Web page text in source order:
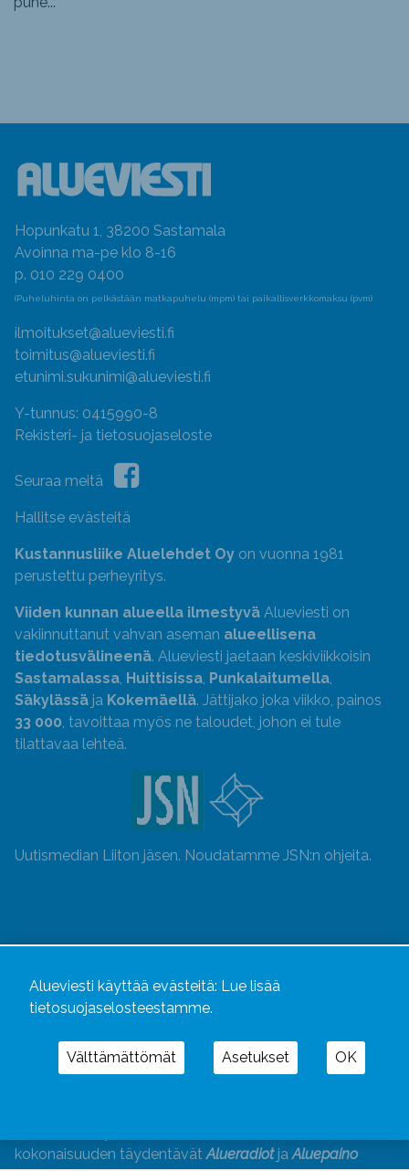
Hopunkatu 1, 38200 Sastamala
Avoinna ma-pe klo 8-16
p. 010 229 0400
(Puheluhinta on pelkästään matkapuhelu (mpm) tai paikallisverkkomaksu (pvm)
ilmoitukset@alueviesti.fi
toimitus@alueviesti.fi
etunimi.sukunimi@alueviesti.fi
Y-tunnus: 0415990-8
Rekisteri- ja tietosuojaseloste
Seuraa meitä
Hallitse evästeitä
Kustannusliike Aluelehdet Oy on vuonna 1981
perustettu perheyritys.
Viiden kunnan alueella ilmestyvä Alueviesti on
vakiinnuttanut vahvan aseman alueellisena
tiedotusvälineenä. Alueviesti jaetaan keskiviikkoisin
Sastamalassa, Huittisissa, Punkalaitumella,
Säkylässä ja Kokemäellä. Jättijako joka viikko, painos
33 000, tavoittaa myös ne taloudet, johon ei tule
tilattavaa lehteä.
Uutismedian Liiton jäsen. Noudatamme JSN:n ohjeita.
kokonaisuuden täydentävätAlueradiotjaAluepaino
Alueviesti käyttää evästeitä: Lue lisää
tietosuojaselosteestamme.
Välttämättömät Asetukset OK